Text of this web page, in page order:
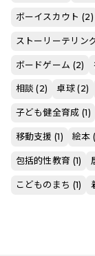
ボーイスカウト (2)
ストーリーテリン
ボードゲーム (2)
相談 (2) 卓球 (2)
子ども健全育成 (1)
移動支援 (1) 絵本
包括的性教育 (1)
こどものまち (1)